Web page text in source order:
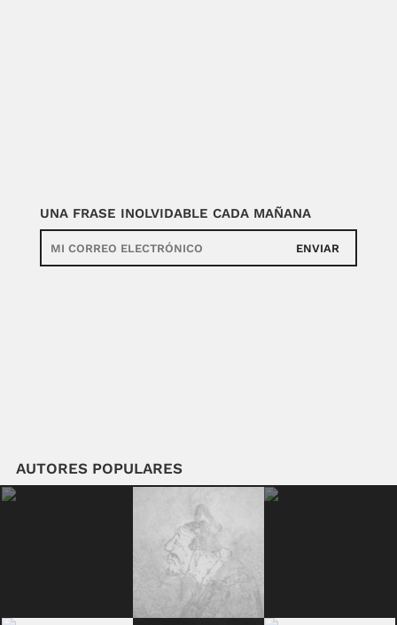
UNA FRASE INOLVIDABLE CADA MAÑANA
ENVIAR
AUTORES POPULARES